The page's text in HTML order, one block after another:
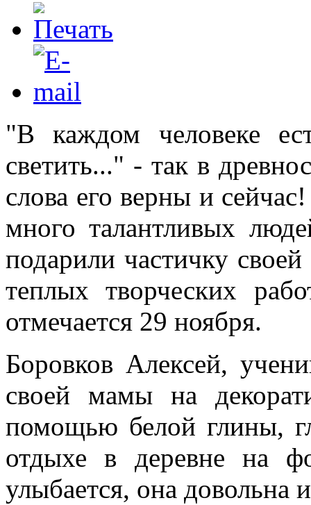
"В каждом человеке
светить..." - так в
слова его верны и
много талантливых
подарили частичку
теплых творческих
отмечается 29 ноября.
Боровков Алексей,
своей мамы на
помощью белой глины,
отдыхе в деревне на
улыбается, она довольна